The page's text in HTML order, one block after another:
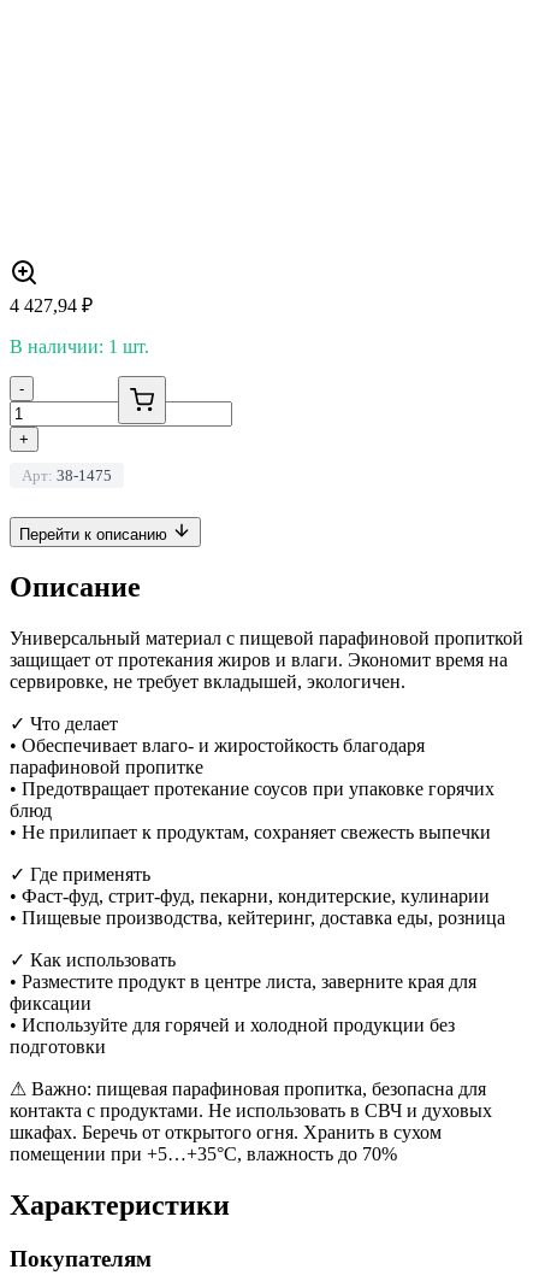
4 427,94 ₽
В наличии: 1 шт.
-
+
Арт: 38-1475
Перейти к описанию
Описание
Универсальный материал с пищевой парафиновой пропиткой
защищает от протекания жиров и влаги. Экономит время на
сервировке, не требует вкладышей, экологичен.
✓ Что делает
• Обеспечивает влаго- и жиростойкость благодаря
парафиновой пропитке
• Предотвращает протекание соусов при упаковке горячих
блюд
• Не прилипает к продуктам, сохраняет свежесть выпечки
✓ Где применять
• Фаст-фуд, стрит-фуд, пекарни, кондитерские, кулинарии
• Пищевые производства, кейтеринг, доставка еды, розница
✓ Как использовать
• Разместите продукт в центре листа, заверните края для
фиксации
• Используйте для горячей и холодной продукции без
подготовки
⚠ Важно: пищевая парафиновая пропитка, безопасна для
контакта с продуктами. Не использовать в СВЧ и духовых
шкафах. Беречь от открытого огня. Хранить в сухом
помещении при +5…+35°С, влажность до 70%
Характеристики
Покупателям